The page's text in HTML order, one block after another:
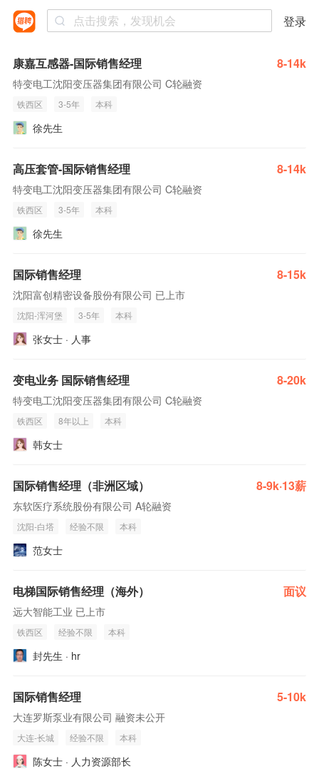
登录
康嘉互感器-国际销售经理 8-14k
特变电工沈阳变压器集团有限公司 C轮融资
铁西区 3-5年 本科
徐先生
高压套管-国际销售经理 8-14k
特变电工沈阳变压器集团有限公司 C轮融资
铁西区 3-5年 本科
徐先生
国际销售经理 8-15k
沈阳富创精密设备股份有限公司 已上市
沈阳-浑河堡 3-5年 本科
张女士 · 人事
变电业务 国际销售经理 8-20k
特变电工沈阳变压器集团有限公司 C轮融资
铁西区 8年以上 本科
韩女士
国际销售经理（非洲区域） 8-9k·13薪
东软医疗系统股份有限公司 A轮融资
沈阳-白塔 经验不限 本科
范女士
电梯国际销售经理（海外） 面议
远大智能工业 已上市
铁西区 经验不限 本科
封先生 · hr
国际销售经理 5-10k
大连罗斯泵业有限公司 融资未公开
大连-长城 经验不限 本科
陈女士 · 人力资源部长